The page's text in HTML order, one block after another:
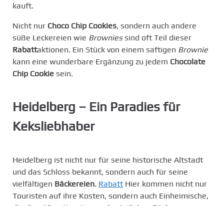
kauft.
Nicht nur Choco Chip Cookies, sondern auch andere
süße Leckereien wie Browniessind oft Teil dieser
Rabattaktionen. Ein Stück von einem saftigen Brownie
kann eine wunderbare Ergänzung zu jedem Chocolate
Chip Cookie sein.
Heidelberg – Ein Paradies für
Keksliebhaber
Heidelberg ist nicht nur für seine historische Altstadt
und das Schloss bekannt, sondern auch für seine
vielfältigen Bäckereien. Rabatt Hier kommen nicht nur
Touristen auf ihre Kosten, sondern auch Einheimische,